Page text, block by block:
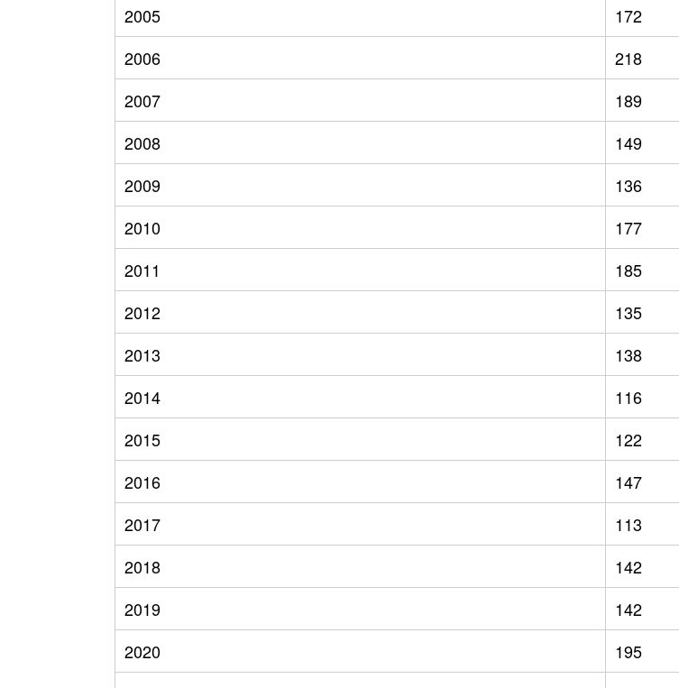
2005
172
2006
218
2007
189
2008
149
2009
136
2010
177
2011
185
2012
135
2013
138
2014
116
2015
122
2016
147
2017
113
2018
142
2019
142
2020
195